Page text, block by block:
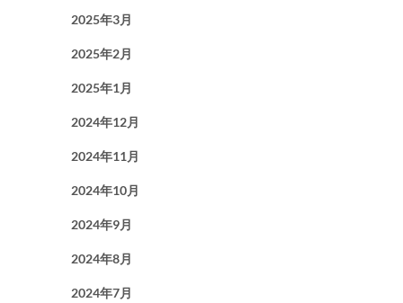
2025年3月
2025年2月
2025年1月
2024年12月
2024年11月
2024年10月
2024年9月
2024年8月
2024年7月